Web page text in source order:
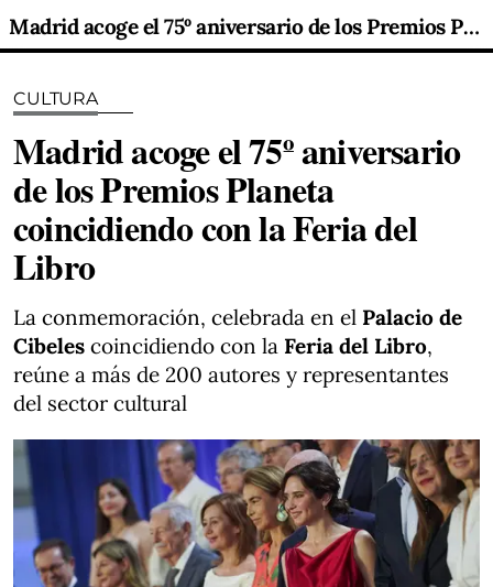
Madrid acoge el 75º aniversario de los Premios Planeta coincidiendo con la Feria del Libro
CULTURA
Madrid acoge el 75º aniversario
de los Premios Planeta
coincidiendo con la Feria del
Libro
La conmemoración, celebrada en el Palacio de
Cibeles coincidiendo con la Feria del Libro,
reúne a más de 200 autores y representantes
del sector cultural